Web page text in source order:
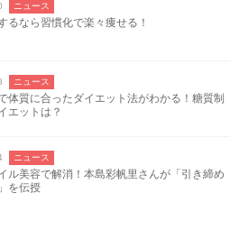
ニュース
るなら習慣化で楽々痩せる！
ニュース
体質に合ったダイエット法がわかる！糖質制
エットは？
ニュース
ル美容で解消！本島彩帆里さんが「引き締め
を伝授